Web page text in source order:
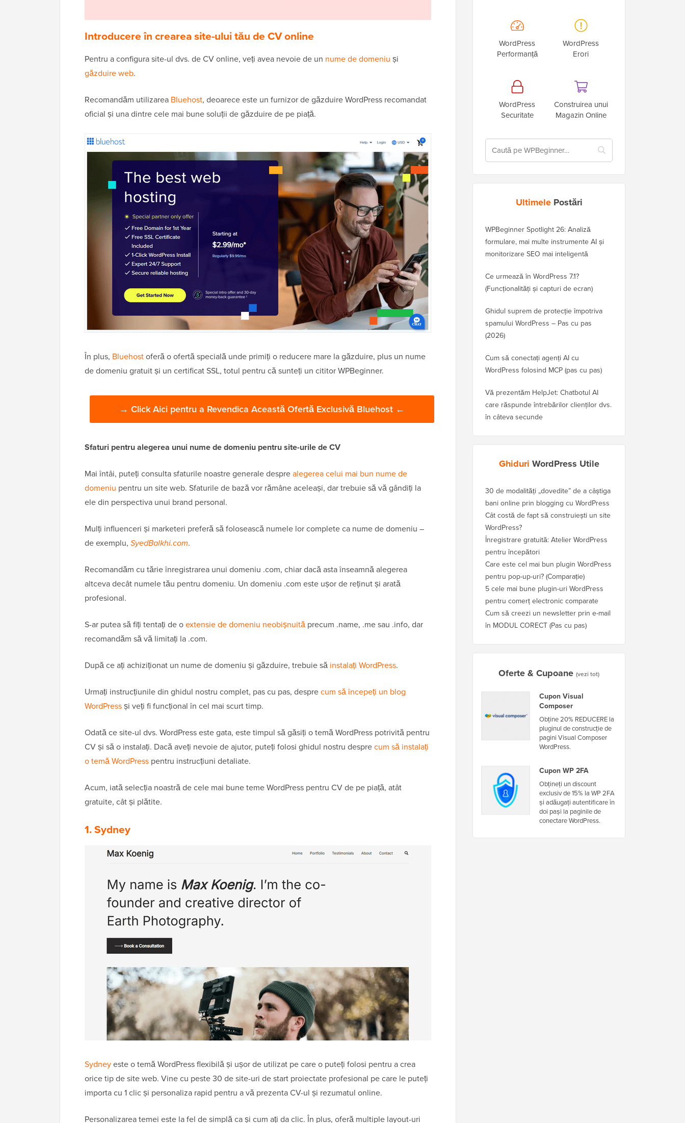
Introducere în crearea site-ului tău de CV online
Pentru a configura site-ul dvs. de CV online, veți avea nevoie de un nume de domeniu și
găzduire web.
Recomandăm utilizarea Bluehost, deoarece este un furnizor de găzduire WordPress recomandat
oficial și una dintre cele mai bune soluții de găzduire de pe piață.
În plus, Bluehostoferă o ofertă specială unde primiți o reducere mare la găzduire, plus un nume
de domeniu gratuit și un certificat SSL, totul pentru că sunteți un cititor WPBeginner.
→ Click Aici pentru a Revendica Această Ofertă Exclusivă Bluehost ←
Sfaturi pentru alegerea unui nume de domeniu pentru site-urile de CV
Mai întâi, puteți consulta sfaturile noastre generale desprealegerea celui mai bun nume de
domeniu pentru un site web. Sfaturile de bază vor rămâne aceleași, dar trebuie să vă gândiți la
ele din perspectiva unui brand personal.
Mulți influenceri și marketeri preferă să folosească numele lor complete ca nume de domeniu –
de exemplu, SyedBalkhi.com.
Recomandăm cu tărie înregistrarea unui domeniu .com, chiar dacă asta înseamnă alegerea
altceva decât numele tău pentru domeniu. Un domeniu .com este ușor de reținut și arată
profesional.
S-ar putea să fiți tentați de oextensie de domeniu neobișnuită precum .name, .me sau .info, dar
recomandăm să vă limitați la .com.
După ce ați achiziționat un nume de domeniu și găzduire, trebuie să instalați WordPress.
Urmați instrucțiunile din ghidul nostru complet, pas cu pas, desprecum să începeți un blog
WordPressși veți fi funcțional în cel mai scurt timp.
Odată ce site-ul dvs. WordPress este gata, este timpul să găsiți o temă WordPress potrivită pentru
CV și să o instalați. Dacă aveți nevoie de ajutor, puteți folosi ghidul nostru desprecum să instalați
o temă WordPress pentru instrucțiuni detaliate.
Acum, iată selecția noastră de cele mai bune teme WordPress pentru CV de pe piață, atât
gratuite, cât și plătite.
1. Sydney
Sydneyeste o temă WordPress flexibilă și ușor de utilizat pe care o puteți folosi pentru a crea
orice tip de site web. Vine cu peste 30 de site-uri de start proiectate profesional pe care le puteți
importa cu 1 clic și personaliza rapid pentru a vă prezenta CV-ul și rezumatul online.
Personalizarea temei este la fel de simplă ca și cum ați da clic. În plus, oferă multiple layout-uri
WordPress
Performanță
WordPress
Erori
WordPress
Securitate
Construirea unui
Magazin Online
UltimelePostări
WPBeginner Spotlight 26: Analiză
formulare, mai multe instrumente AI și
monitorizare SEO mai inteligentă
Ce urmează în WordPress 7.1?
(Funcționalități și capturi de ecran)
Ghidul suprem de protecție împotriva
spamului WordPress – Pas cu pas
(2026)
Cum să conectați agenți AI cu
WordPress folosind MCP (pas cu pas)
Vă prezentăm HelpJet: Chatbotul AI
care răspunde întrebărilor clienților dvs.
în câteva secunde
Ghiduri WordPress Utile
30 de modalități „dovedite” de a câștiga
bani online prin blogging cu WordPress
Cât costă de fapt să construiești un site
WordPress?
Înregistrare gratuită: Atelier WordPress
pentru începători
Care este cel mai bun plugin WordPress
pentru pop-up-uri? (Comparație)
5 cele mai bune plugin-uri WordPress
pentru comerț electronic comparate
Cum să creezi un newsletter prin e-mail
în MODUL CORECT (Pas cu pas)
Oferte & Cupoane (vezi tot)
Cupon Visual
Composer
Obține 20% REDUCERE la
pluginul de construcție de
pagini Visual Composer
WordPress.
Cupon WP 2FA
Obțineți un discount
exclusiv de 15% la WP 2FA
și adăugați autentificare în
doi pași la paginile de
conectare WordPress.